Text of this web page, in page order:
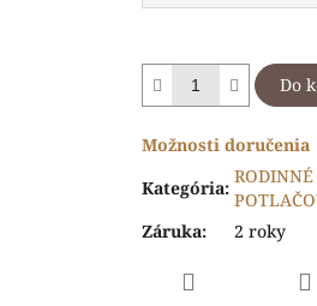
Do
Možnosti doručenia
Kategória:
Záruka: 2 roky